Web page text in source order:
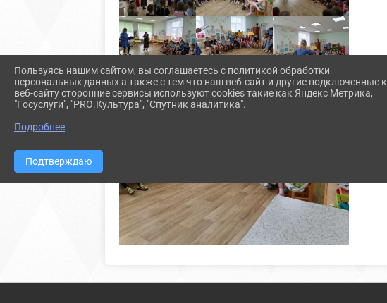
Пользуясь нашим сайтом, вы соглашаетесь с политикой обработки
персональных данных а также с тем что наш веб-сайт и другие подключенные к
веб-сайту сторонние сервисы используют cookies такие как Яндекс Метрика,
"Госуслуги", "PRO.Культура", "Спутник аналитика".
Подробнее
Подтверждаю